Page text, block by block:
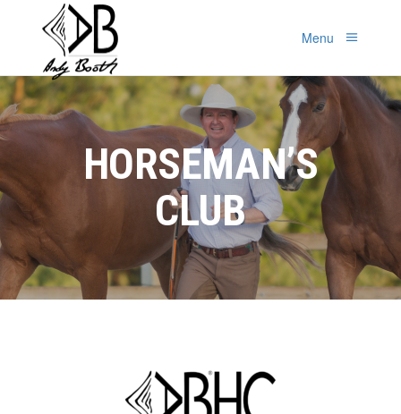
Menu
HORSEMAN’S
CLUB